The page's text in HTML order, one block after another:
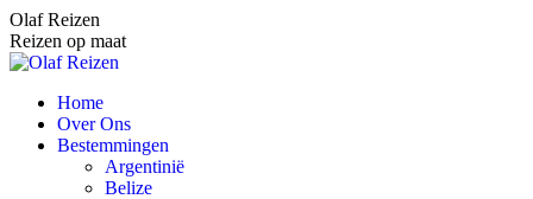
Spring
naar
content
Olaf Reizen
Reizen op maat
Home
Over Ons
Bestemmingen
Argentinië
Belize